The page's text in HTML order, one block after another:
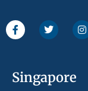
Singapore